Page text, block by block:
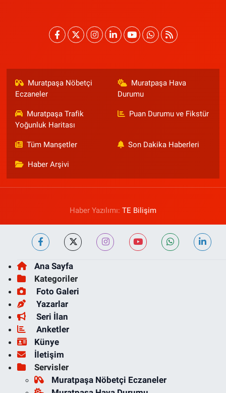
Muratpaşa Nöbetçi
Eczaneler
Muratpaşa Hava
Durumu
Muratpaşa Trafik
Yoğunluk Haritası
Puan Durumu ve Fikstür
Tüm Manşetler Son Dakika Haberleri
Haber Arşivi
Haber Yazılımı: TE Bilişim
Ana Sayfa
Kategoriler
Foto Galeri
Yazarlar
Seri İlan
Anketler
Künye
İletişim
Servisler
Muratpaşa Nöbetçi Eczaneler